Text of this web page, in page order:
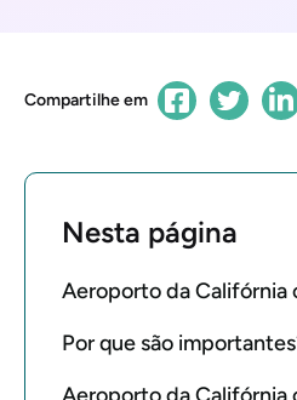
Compartilhe em
Nesta página
Aeroporto da Califórnia
Por que são